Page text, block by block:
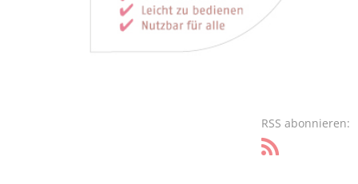
RSS abonnieren: